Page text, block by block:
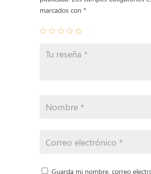
marcados con *
Guarda mi nombre, correo